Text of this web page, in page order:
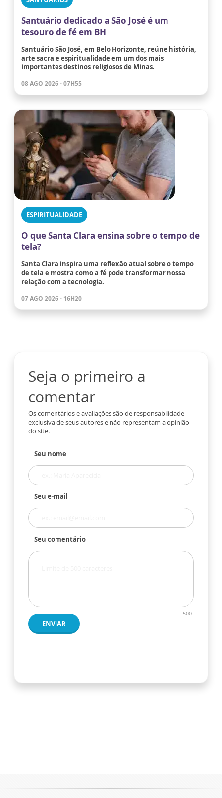
Santuário dedicado a São José é um
tesouro de fé em BH
Santuário São José, em Belo Horizonte, reúne história,
arte sacra e espiritualidade em um dos mais
importantes destinos religiosos de Minas.
08 AGO 2026 - 07H55
ESPIRITUALIDADE
O que Santa Clara ensina sobre o tempo de
tela?
Santa Clara inspira uma reflexão atual sobre o tempo
de tela e mostra como a fé pode transformar nossa
relação com a tecnologia.
07 AGO 2026 - 16H20
Seja o primeiro a
comentar
Os comentários e avaliações são de responsabilidade
exclusiva de seus autores e não representam a opinião
do site.
Seu nome
Seu e-mail
Seu comentário
500
ENVIAR